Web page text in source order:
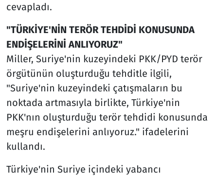
cevapladı.
"TÜRKİYE'NİN TERÖR TEHDİDİ KONUSUNDA
ENDİŞELERİNİ ANLIYORUZ"
Miller, Suriye'nin kuzeyindeki PKK/PYD terör
örgütünün oluşturduğu tehditle ilgili,
"Suriye'nin kuzeyindeki çatışmaların bu
noktada artmasıyla birlikte, Türkiye'nin
PKK'nın oluşturduğu terör tehdidi konusunda
meşru endişelerini anlıyoruz." ifadelerini
kullandı.
Türkiye'nin Suriye içindeki yabancı
Televizyon